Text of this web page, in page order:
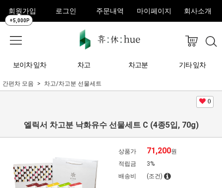
회원가입
+5,000P
로그인 주문내역 마이페이지 회사소개
보이차 잎차 차고 차고분 기타 잎차
간편차 모음 차고/차고분 선물세트
0
엘릭서 차고분 낙화유수 선물세트 C (4종5입, 70g)
상품가 71,200원
적립금
3%
배송비
(조건)